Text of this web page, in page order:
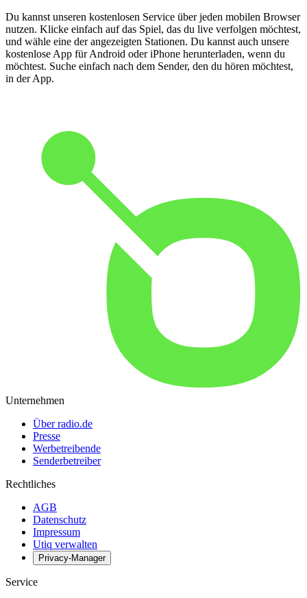
Du kannst unseren kostenlosen Service über jeden mobilen Browser
nutzen. Klicke einfach auf das Spiel, das du live verfolgen möchtest,
und wähle eine der angezeigten Stationen. Du kannst auch unsere
kostenlose App für Android oder iPhone herunterladen, wenn du
möchtest. Suche einfach nach dem Sender, den du hören möchtest,
in der App.
Unternehmen
Über radio.de
Presse
Werbetreibende
Senderbetreiber
Rechtliches
AGB
Datenschutz
Impressum
Utiq verwalten
Privacy-Manager
Service